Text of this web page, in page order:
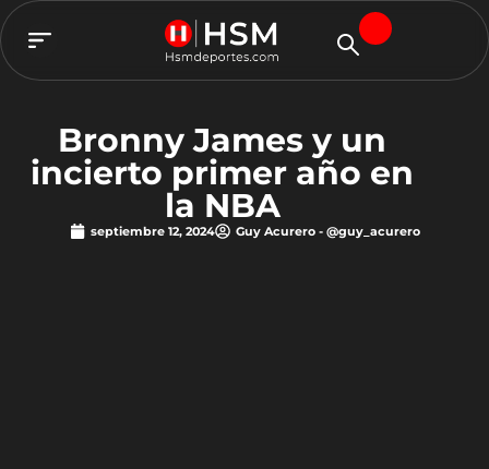
Bronny James y un
incierto primer año en
la NBA
septiembre 12, 2024 Guy Acurero - @guy_acurero